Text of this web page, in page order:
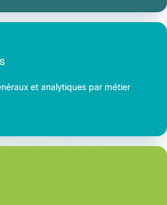
et analytiques par métier